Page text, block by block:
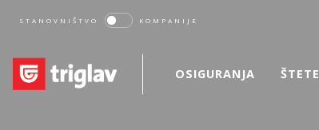
STANOVNIŠTVO KOMPANIJE
OSIGURANJA ŠTETE